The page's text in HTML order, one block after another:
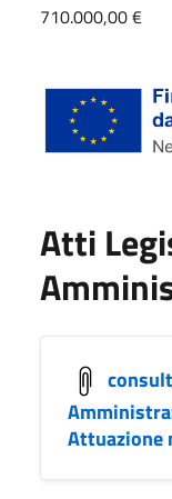
710.000,00 €
Atti
Attuazione